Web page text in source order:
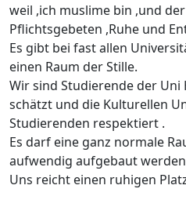
weil ,ich muslime bin ,und
Pflichtsgebeten ,Ruhe und
Es gibt bei fast allen
einen Raum der Stille.
Wir sind Studierende der
schätzt und die Kulturellen
Studierenden respektiert .
Es darf eine ganz normale
aufwendig aufgebaut
Uns reicht einen ruhigen